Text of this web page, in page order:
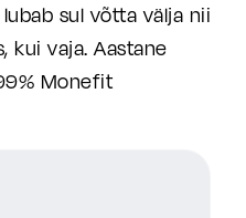
sul võtta välja nii
kui vaja. Aastane
Monefit